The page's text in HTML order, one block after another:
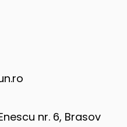
nr. 6, Brasov